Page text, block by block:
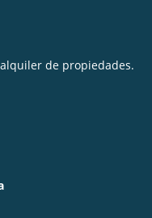
de propiedades.